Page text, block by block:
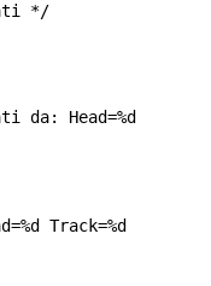
Head=%d
Track=%d